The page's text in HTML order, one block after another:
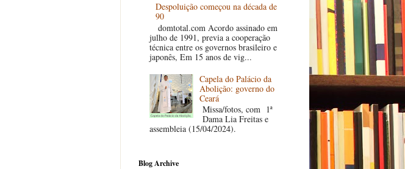
Despoluição começou na década de
90
domtotal.com Acordo assinado em
julho de 1991, previa a cooperação
técnica entre os governos brasileiro e
japonês, Em 15 anos de vig...
Capela do Palácio da
Abolição: governo do
Ceará
Missa/fotos, com 1ª
Dama Lia Freitas e
assembleia (15/04/2024).
Blog Archive